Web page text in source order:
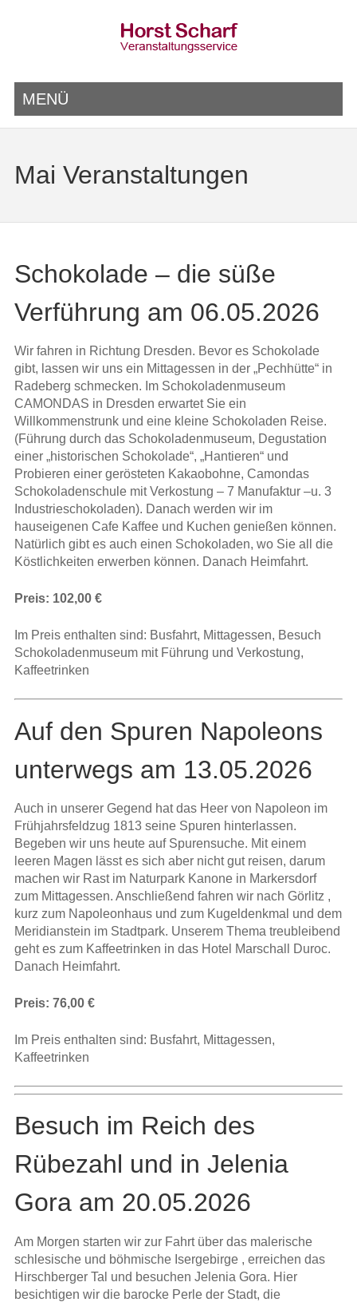
MENÜ
Mai Veranstaltungen
Schokolade – die süße
Verführung am 06.05.2026
Wir fahren in Richtung Dresden. Bevor es Schokolade
gibt, lassen wir uns ein Mittagessen in der „Pechhütte“ in
Radeberg schmecken. Im Schokoladenmuseum
CAMONDAS in Dresden erwartet Sie ein
Willkommenstrunk und eine kleine Schokoladen Reise.
(Führung durch das Schokoladenmuseum, Degustation
einer „historischen Schokolade“, „Hantieren“ und
Probieren einer gerösteten Kakaobohne, Camondas
Schokoladenschule mit Verkostung – 7 Manufaktur –u. 3
Industrieschokoladen). Danach werden wir im
hauseigenen Cafe Kaffee und Kuchen genießen können.
Natürlich gibt es auch einen Schokoladen, wo Sie all die
Köstlichkeiten erwerben können. Danach Heimfahrt.
Preis: 102,00 €
Im Preis enthalten sind: Busfahrt, Mittagessen, Besuch
Schokoladenmuseum mit Führung und Verkostung,
Kaffeetrinken
Auf den Spuren Napoleons
unterwegs am 13.05.2026
Auch in unserer Gegend hat das Heer von Napoleon im
Frühjahrsfeldzug 1813 seine Spuren hinterlassen.
Begeben wir uns heute auf Spurensuche. Mit einem
leeren Magen lässt es sich aber nicht gut reisen, darum
machen wir Rast im Naturpark Kanone in Markersdorf
zum Mittagessen. Anschließend fahren wir nach Görlitz ,
kurz zum Napoleonhaus und zum Kugeldenkmal und dem
Meridianstein im Stadtpark. Unserem Thema treubleibend
geht es zum Kaffeetrinken in das Hotel Marschall Duroc.
Danach Heimfahrt.
Preis: 76,00 €
Im Preis enthalten sind: Busfahrt, Mittagessen,
Kaffeetrinken
Besuch im Reich des
Rübezahl und in Jelenia
Gora am 20.05.2026
Am Morgen starten wir zur Fahrt über das malerische
schlesische und böhmische Isergebirge , erreichen das
Hirschberger Tal und besuchen Jelenia Gora. Hier
besichtigen wir die barocke Perle der Stadt, die